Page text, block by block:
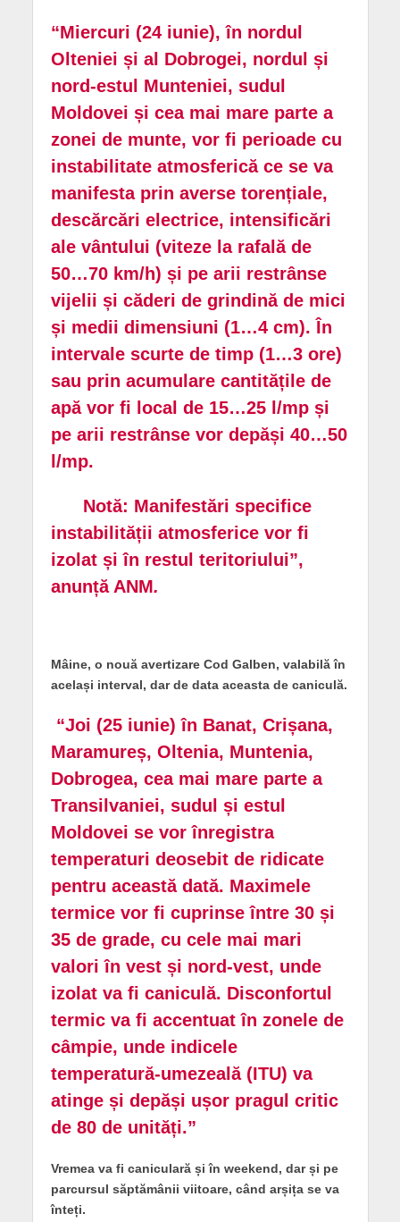
“Miercuri (24 iunie), în nordul
Olteniei și al Dobrogei, nordul și
nord-estul Munteniei, sudul
Moldovei și cea mai mare parte a
zonei de munte, vor fi perioade cu
instabilitate atmosferică ce se va
manifesta prin averse torențiale,
descărcări electrice, intensificări
ale vântului (viteze la rafală de
50…70 km/h) și pe arii restrânse
vijelii și căderi de grindină de mici
și medii dimensiuni (1…4 cm). În
intervale scurte de timp (1…3 ore)
sau prin acumulare cantitățile de
apă vor fi local de 15…25 l/mp și
pe arii restrânse vor depăși 40…50
l/mp.
Notă: Manifestări specifice
instabilității atmosferice vor fi
izolat și în restul teritoriului”,
anunță ANM.
Mâine, o nouă avertizare Cod Galben, valabilă în
același interval, dar de data aceasta de caniculă.
“Joi (25 iunie) în Banat, Crișana,
Maramureș, Oltenia, Muntenia,
Dobrogea, cea mai mare parte a
Transilvaniei, sudul și estul
Moldovei se vor înregistra
temperaturi deosebit de ridicate
pentru această dată. Maximele
termice vor fi cuprinse între 30 și
35 de grade, cu cele mai mari
valori în vest și nord-vest, unde
izolat va fi caniculă. Disconfortul
termic va fi accentuat în zonele de
câmpie, unde indicele
temperatură-umezeală (ITU) va
atinge și depăși ușor pragul critic
de 80 de unități.”
Vremea va fi caniculară și în weekend, dar și pe
parcursul săptămânii viitoare, când arșița se va
înteți.